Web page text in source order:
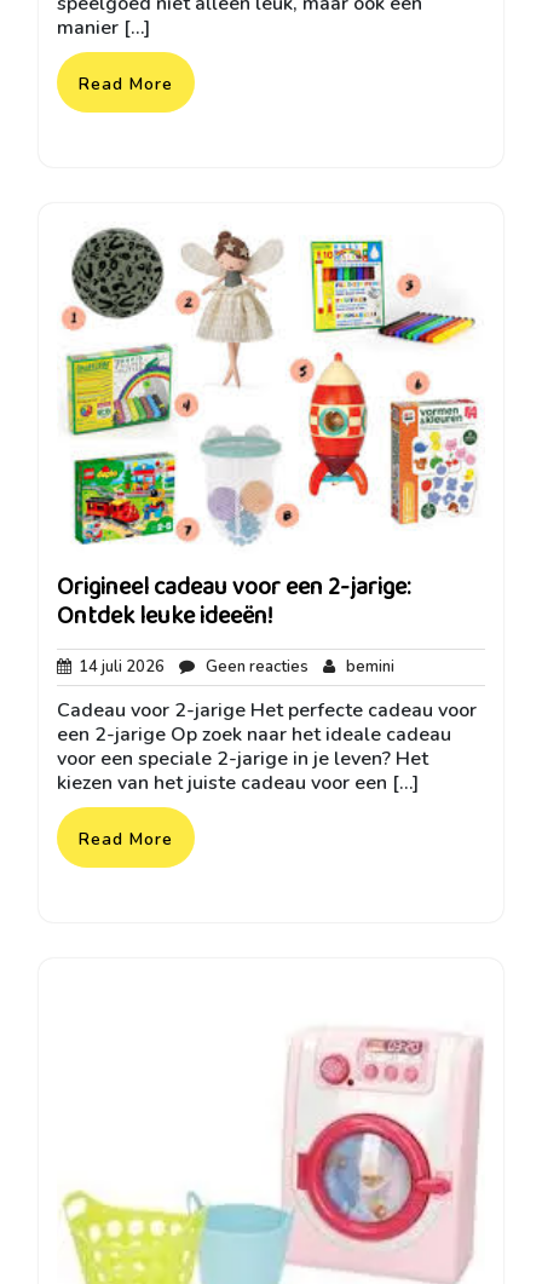
manier […]
Read More
Origineel cadeau voor een 2-jarige:
Ontdek leuke ideeën!
14 juli 2026 14
juli
2026
Geen reacties Geen
reacties
bemini
Cadeau voor 2-jarige Het perfecte cadeau voor
een 2-jarige Op zoek naar het ideale cadeau
voor een speciale 2-jarige in je leven? Het
kiezen van het juiste cadeau voor een […]
Read More